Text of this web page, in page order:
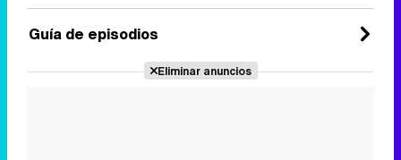
Guía de episodios
Eliminar anuncios